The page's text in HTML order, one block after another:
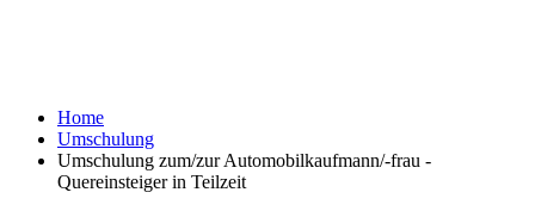
Home
Umschulung
Umschulung zum/zur Automobilkaufmann/-frau -
Quereinsteiger in Teilzeit